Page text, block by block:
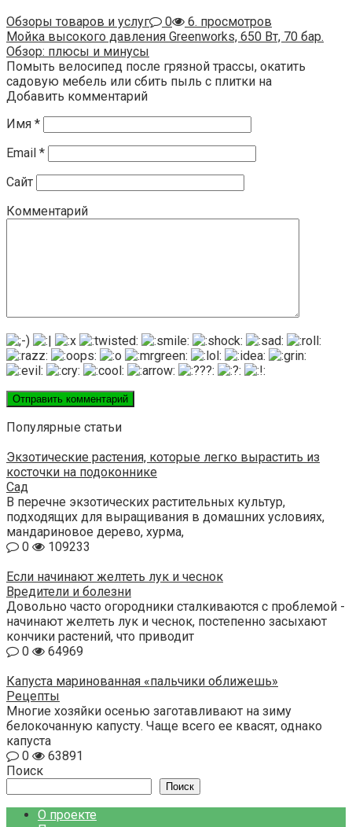
Обзоры товаров и услуг
0
6. просмотров
Мойка высокого давления Greenworks, 650 Вт, 70 бар.
Обзор: плюсы и минусы
Помыть велосипед после грязной трассы, окатить
садовую мебель или сбить пыль с плитки на
Добавить комментарий
Имя *
Email *
Сайт
Комментарий
Популярные статьи
Экзотические растения, которые легко вырастить из
косточки на подоконнике
Сад
В перечне экзотических растительных культур,
подходящих для выращивания в домашних условиях,
мандариновое дерево, хурма,
0
109233
Если начинают желтеть лук и чеснок
Вредители и болезни
Довольно часто огородники сталкиваются с проблемой -
начинают желтеть лук и чеснок, постепенно засыхают
кончики растений, что приводит
0
64969
Капуста маринованная «пальчики оближешь»
Рецепты
Многие хозяйки осенью заготавливают на зиму
белокочанную капусту. Чаще всего ее квасят, однако
капуста
0
63891
Поиск
Поиск
О проекте